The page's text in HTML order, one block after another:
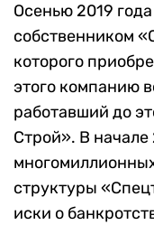
Осенью 2019
собственником
которого
этого компанию
работавший до
Строй». В начале
структуры
иски о